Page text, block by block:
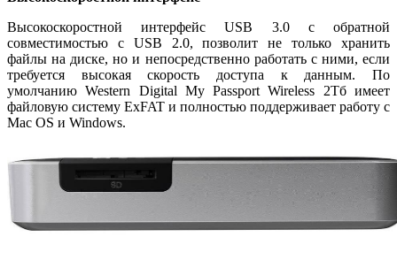
Высокоскоростной интерфейс USB 3.0 с обратной
совместимостью с USB 2.0, позволит не только хранить
файлы на диске, но и непосредственно работать с ними, если
требуется высокая скорость доступа к данным. По
умолчанию Western Digital My Passport Wireless 2Тб имеет
файловую систему ExFAT и полностью поддерживает работу с
Mac OS и Windows.